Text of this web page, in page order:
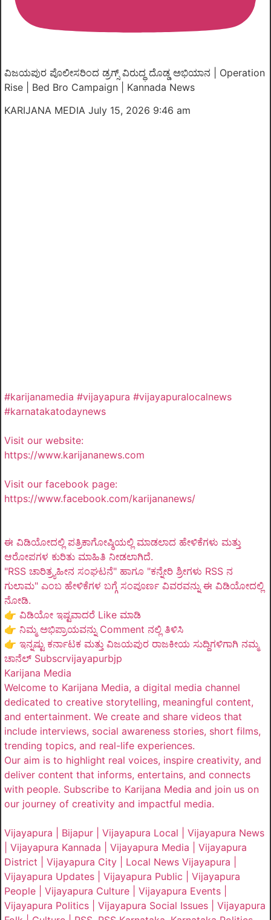
ವಿಜಯಪುರ ಪೊಲೀಸರಿಂದ ಡ್ರಗ್ಸ್ ವಿರುದ್ಧ ದೊಡ್ಡ ಅಭಿಯಾನ | Operation
Rise | Bed Bro Campaign | Kannada News
KARIJANA MEDIA July 15, 2026 9:46 am
#karijanamedia #vijayapura #vijayapuralocalnews
#karnatakatodaynews
Visit our website:
https://www.karijananews.com
Visit our facebook page:
https://www.facebook.com/karijananews/
ಈ ವಿಡಿಯೋದಲ್ಲಿ ಪತ್ರಿಕಾಗೋಷ್ಠಿಯಲ್ಲಿ ಮಾಡಲಾದ ಹೇಳಿಕೆಗಳು ಮತ್ತು
ಆರೋಪಗಳ ಕುರಿತು ಮಾಹಿತಿ ನೀಡಲಾಗಿದೆ.
"RSS ಚಾರಿತ್ರ್ಯಹೀನ ಸಂಘಟನೆ" ಹಾಗೂ "ಕನ್ನೇರಿ ಶ್ರೀಗಳು RSS ನ
ಗುಲಾಮ" ಎಂಬ ಹೇಳಿಕೆಗಳ ಬಗ್ಗೆ ಸಂಪೂರ್ಣ ವಿವರವನ್ನು ಈ ವಿಡಿಯೋದಲ್ಲಿ
ನೋಡಿ.
👉 ವಿಡಿಯೋ ಇಷ್ಟವಾದರೆ Like ಮಾಡಿ
👉 ನಿಮ್ಮ ಅಭಿಪ್ರಾಯವನ್ನು Comment ನಲ್ಲಿ ತಿಳಿಸಿ
👉 ಇನ್ನಷ್ಟು ಕರ್ನಾಟಕ ಮತ್ತು ವಿಜಯಪುರ ರಾಜಕೀಯ ಸುದ್ದಿಗಳಿಗಾಗಿ ನಮ್ಮ
ಚಾನೆಲ್ Subscrvijayapurbjp
Karijana Media
Welcome to Karijana Media, a digital media channel
dedicated to creative storytelling, meaningful content,
and entertainment. We create and share videos that
include interviews, social awareness stories, short films,
trending topics, and real-life experiences.
Our aim is to highlight real voices, inspire creativity, and
deliver content that informs, entertains, and connects
with people. Subscribe to Karijana Media and join us on
our journey of creativity and impactful media.
Vijayapura | Bijapur | Vijayapura Local | Vijayapura News
| Vijayapura Kannada | Vijayapura Media | Vijayapura
District | Vijayapura City | Local News Vijayapura |
Vijayapura Updates | Vijayapura Public | Vijayapura
People | Vijayapura Culture | Vijayapura Events |
Vijayapura Politics | Vijayapura Social Issues | Vijayapura